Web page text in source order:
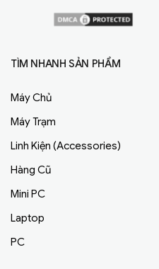
TÌM NHANH SẢN PHẨM
Máy Chủ
Máy Trạm
Linh Kiện (Accessories)
Hàng Cũ
Mini PC
Laptop
PC